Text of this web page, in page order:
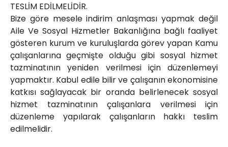
TESLİM EDİLMELİDİR.
Bize göre mesele indirim anlaşması yapmak değil
Aile Ve Sosyal Hizmetler Bakanlığına bağlı faaliyet
gösteren kurum ve kuruluşlarda görev yapan Kamu
çalışanlarına geçmişte olduğu gibi sosyal hizmet
tazminatının yeniden verilmesi için düzenlemeyi
yapmaktır. Kabul edile bilir ve çalışanın ekonomisine
katkısı sağlayacak bir oranda belirlenecek sosyal
hizmet tazminatının çalışanlara verilmesi için
düzenleme yapılarak çalışanların hakkı teslim
edilmelidir.